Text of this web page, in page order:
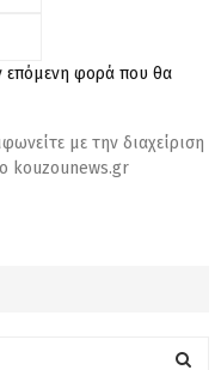
επόμενη φορά που θα
με την διαχείριση
kouzounews.gr